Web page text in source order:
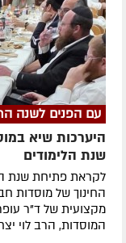
עם הפנים לשנה
היערכות שיא
שנת הלימודים
לקראת פתיחת שנת
החינוך של מוסדות
מקצועית של ד"ר
המוסדות, הרב לוי